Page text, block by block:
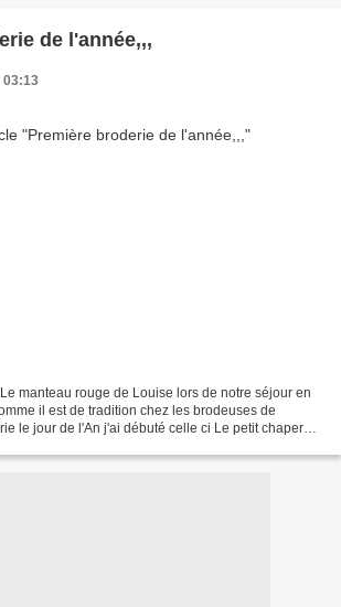
de l'année,,,
03:13
manteau rouge de Louise lors de notre séjour en
il est de tradition chez les brodeuses de
le jour de l'An j'ai débuté celle ci Le petit chaperon